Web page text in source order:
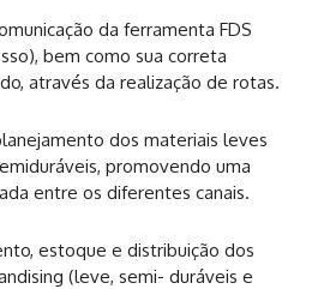
da ferramenta FDS
bem como sua correta
através da realização de rotas.
dos materiais leves
promovendo uma
entre os diferentes canais.
estoque e distribuição dos
(leve, semi- duráveis e